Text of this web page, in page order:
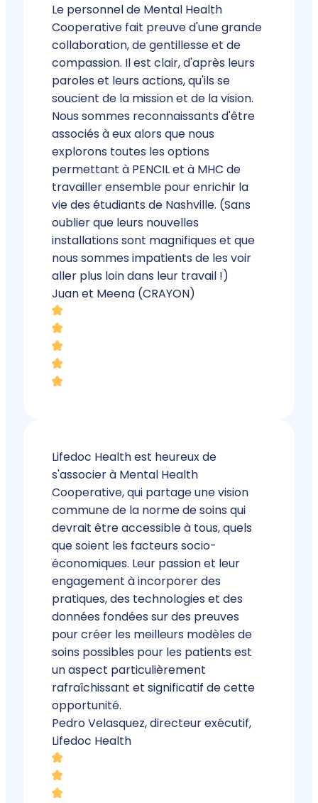
Le personnel de Mental Health
Cooperative fait preuve d'une grande
collaboration, de gentillesse et de
compassion. Il est clair, d'après leurs
paroles et leurs actions, qu'ils se
soucient de la mission et de la vision.
Nous sommes reconnaissants d'être
associés à eux alors que nous
explorons toutes les options
permettant à PENCIL et à MHC de
travailler ensemble pour enrichir la
vie des étudiants de Nashville. (Sans
oublier que leurs nouvelles
installations sont magnifiques et que
nous sommes impatients de les voir
aller plus loin dans leur travail !)
Juan et Meena (CRAYON)
Lifedoc Health est heureux de
s'associer à Mental Health
Cooperative, qui partage une vision
commune de la norme de soins qui
devrait être accessible à tous, quels
que soient les facteurs socio-
économiques. Leur passion et leur
engagement à incorporer des
pratiques, des technologies et des
données fondées sur des preuves
pour créer les meilleurs modèles de
soins possibles pour les patients est
un aspect particulièrement
rafraîchissant et significatif de cette
opportunité.
Pedro Velasquez, directeur exécutif,
Lifedoc Health